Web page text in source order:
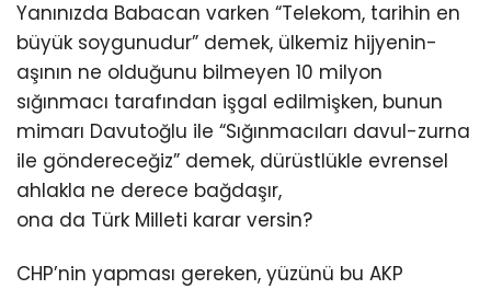
Yanınızda Babacan varken “Telekom, tarihin en
büyük soygunudur” demek, ülkemiz hijyenin-
aşının ne olduğunu bilmeyen 10 milyon
sığınmacı tarafından işgal edilmişken, bunun
mimarı Davutoğlu ile “Sığınmacıları davul-zurna
ile göndereceğiz” demek, dürüstlükle evrensel
ahlakla ne derece bağdaşır,
ona da Türk Milleti karar versin?
CHP’nin yapması gereken, yüzünü bu AKP